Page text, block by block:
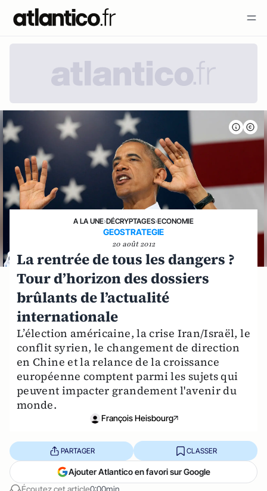
A LA UNE›DÉCRYPTAGES›ECONOMIE
GEOSTRATEGIE
20 août 2012
La rentrée de tous les dangers ?
Tour d’horizon des dossiers
brûlants de l’actualité
internationale
L’élection américaine, la crise Iran/Israël, le
conflit syrien, le changement de direction
en Chine et la relance de la croissance
européenne comptent parmi les sujets qui
peuvent impacter grandement l'avenir du
monde.
François Heisbourg
Écoutez cet article0:00min
PARTAGER CLASSER
Ajouter Atlantico en favori sur Google